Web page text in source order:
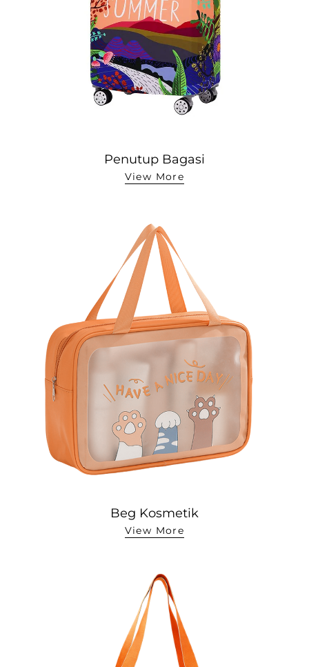
Penutup Bagasi
View More
Beg Kosmetik
View More